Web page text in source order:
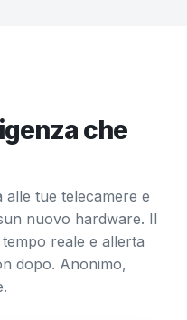
che
alle tue telecamere e
nuovo hardware. Il
reale e allerta
dopo. Anonimo,